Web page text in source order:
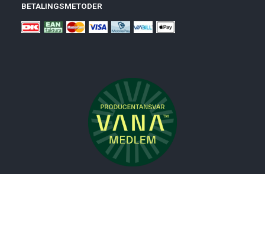
BETALINGSMETODER